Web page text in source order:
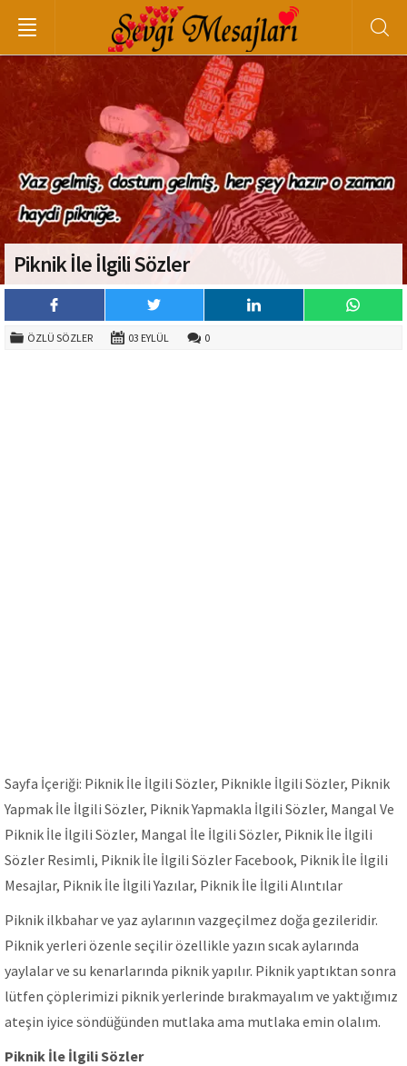
Piknik İle İlgili Sözler
ÖZLÜ SÖZLER 03 EYLÜL 0
Sayfa İçeriği: Piknik İle İlgili Sözler, Piknikle İlgili Sözler, Piknik
Yapmak İle İlgili Sözler, Piknik Yapmakla İlgili Sözler, Mangal Ve
Piknik İle İlgili Sözler, Mangal İle İlgili Sözler, Piknik İle İlgili
Sözler Resimli, Piknik İle İlgili Sözler Facebook, Piknik İle İlgili
Mesajlar, Piknik İle İlgili Yazılar, Piknik İle İlgili Alıntılar
Piknik ilkbahar ve yaz aylarının vazgeçilmez doğa gezileridir.
Piknik yerleri özenle seçilir özellikle yazın sıcak aylarında
yaylalar ve su kenarlarında piknik yapılır. Piknik yaptıktan sonra
lütfen çöplerimizi piknik yerlerinde bırakmayalım ve yaktığımız
ateşin iyice söndüğünden mutlaka ama mutlaka emin olalım.
Piknik İle İlgili Sözler